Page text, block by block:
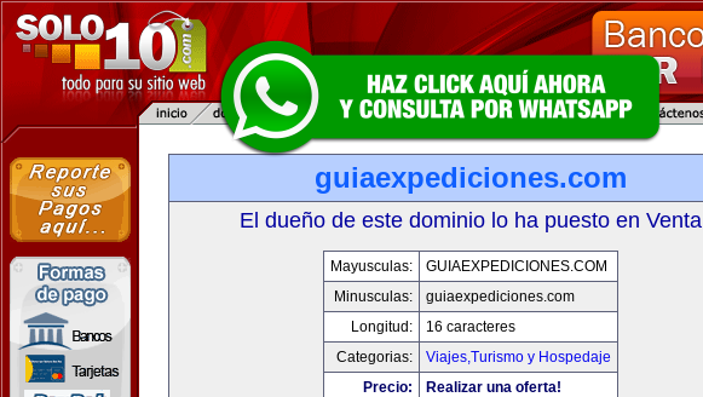
guiaexpediciones.com
El dueño de este dominio lo ha puesto en Venta
Mayusculas:
GUIAEXPEDICIONES.COM
Minusculas:
guiaexpediciones.com
Longitud:
16 caracteres
Categorias:
Viajes,Turismo y Hospedaje
Precio:
Realizar una oferta!